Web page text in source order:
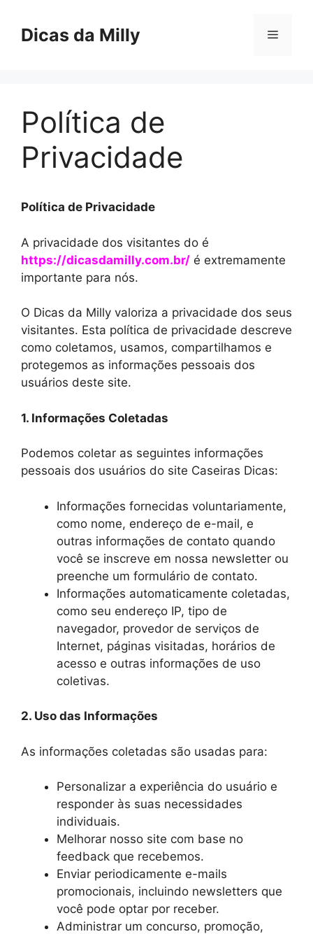
paraDicas da Milly Menu
Política de
Privacidade
Política de Privacidade
A privacidade dos visitantes do é
https://dicasdamilly.com.br/ é extremamente
importante para nós.
O Dicas da Milly valoriza a privacidade dos seus
visitantes. Esta política de privacidade descreve
como coletamos, usamos, compartilhamos e
protegemos as informações pessoais dos
usuários deste site.
1. Informações Coletadas
Podemos coletar as seguintes informações
pessoais dos usuários do site Caseiras Dicas:
Informações fornecidas voluntariamente,
como nome, endereço de e-mail, e
outras informações de contato quando
você se inscreve em nossa newsletter ou
preenche um formulário de contato.
Informações automaticamente coletadas,
como seu endereço IP, tipo de
navegador, provedor de serviços de
Internet, páginas visitadas, horários de
acesso e outras informações de uso
coletivas.
2. Uso das Informações
As informações coletadas são usadas para:
Personalizar a experiência do usuário e
responder às suas necessidades
individuais.
Melhorar nosso site com base no
feedback que recebemos.
Enviar periodicamente e-mails
promocionais, incluindo newsletters que
você pode optar por receber.
Administrar um concurso, promoção,